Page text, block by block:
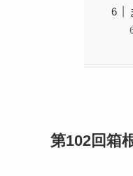
第102回箱